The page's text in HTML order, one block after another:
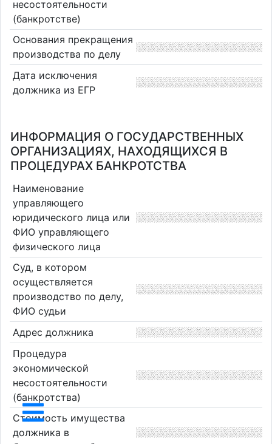
несостоятельности
(банкротстве)
Основания прекращения
производства по делу
Дата исключения
должника из ЕГР
ИНФОРМАЦИЯ О ГОСУДАРСТВЕННЫХ
ОРГАНИЗАЦИЯХ, НАХОДЯЩИХСЯ В
ПРОЦЕДУРАХ БАНКРОТСТВА
Наименование
управляющего
юридического лица или
ФИО управляющего
физического лица
Суд, в котором
осуществляется
производство по делу,
ФИО судьи
Адрес должника
Процедура
экономической
несостоятельности
(банкротства)
Стоимость имущества
должника в